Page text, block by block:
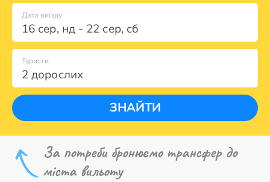
Дата виїзду
16 сер, нд- 22 сер, сб
2 дорослих
Туристи
ЗНАЙТИ
За потреби бронюємо трансфер до
міста вильоту